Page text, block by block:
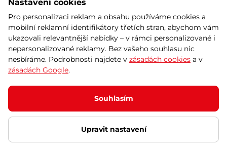
Půjčovna
obchodní podmínky
Kariéra
© 2026 SEVEN SPORT s.r.o Všechna práva vyhrazena
Podle zákona o evidenci tržeb je prodávající povinen vystavit
kupujícímu účtenku.
Zároveň je povinen zaevidovat přijatou tržbu u správce daně online; v
případě technického výpadku pak nejpozději do 48 hodin.
Ochrana osobních údajů Nastavení cookies Vnitřní oznamovací
systém Prohlášení přístupnosti
Nastavení cookies
Pro personalizaci reklam a obsahu používáme cookies a
mobilní reklamní identifikátory třetích stran, abychom vám
ukazovali relevantnější nabídky – v rámci personalizované i
nepersonalizované reklamy. Bez vašeho souhlasu nic
nesbíráme. Podrobnosti najdete v zásadách cookies a v
zásadách Google.
Souhlasím
Upravit nastavení